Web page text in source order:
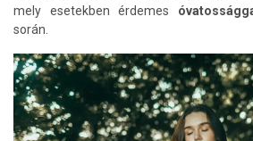
mely esetekben érdemes
során.